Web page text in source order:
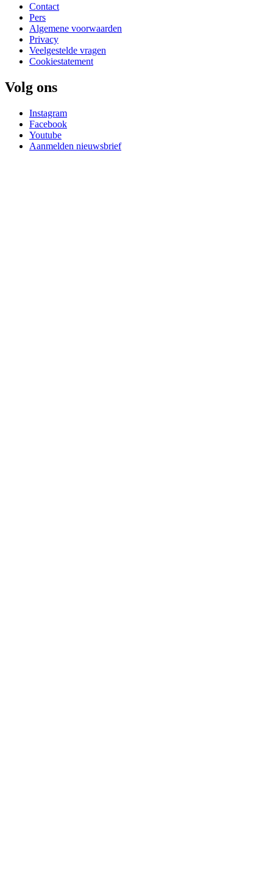
Contact
Pers
Algemene voorwaarden
Privacy
Veelgestelde vragen
Cookiestatement
Volg ons
Instagram
Facebook
Youtube
Aanmelden nieuwsbrief